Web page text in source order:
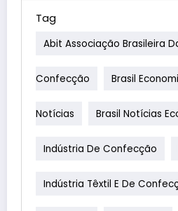
Tag
Abit Associação Brasileira
Confecção Brasil
Notícias Brasil Notícias
Indústria De Confecção
Indústria Têxtil E De